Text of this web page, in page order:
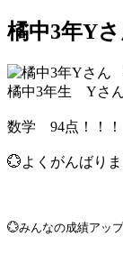
橘中3年Y
橘中3年生 Yさ
数学 94点！！！
💮よくがんばり
💮みんなの成績アッ